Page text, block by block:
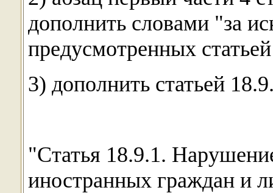
дополнить словами "за
предусмотренных
3) дополнить статьей
"Статья 18.9.1.
иностранных граждан и